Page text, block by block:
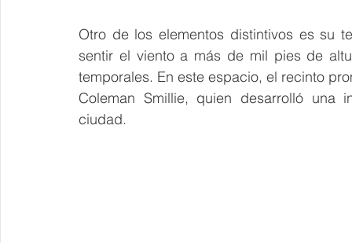
Otro de los elementos distintivos es su
sentir el viento a más de mil pies de
temporales. En este espacio, el recinto
Coleman Smillie, quien desarrolló una
ciudad.